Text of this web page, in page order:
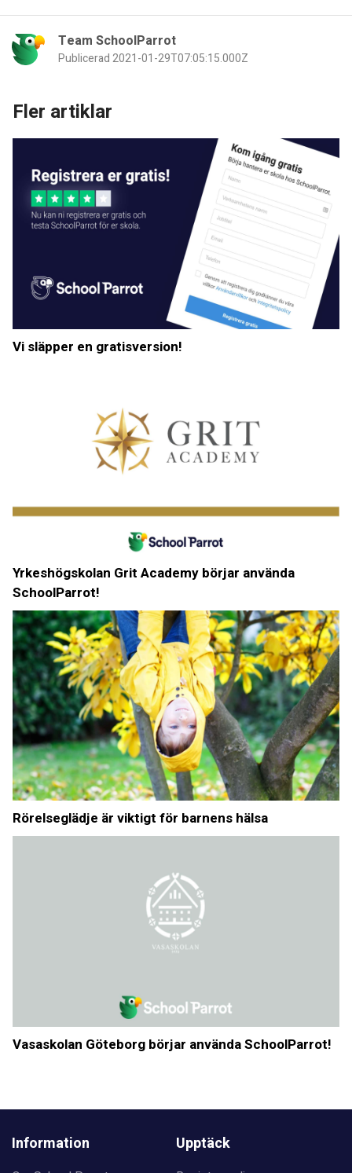
Team SchoolParrot
Publicerad 2021-01-29T07:05:15.000Z
Fler artiklar
Vi släpper en gratisversion!
Yrkeshögskolan Grit Academy börjar använda
SchoolParrot!
Rörelseglädje är viktigt för barnens hälsa
Vasaskolan Göteborg börjar använda SchoolParrot!
Information Upptäck